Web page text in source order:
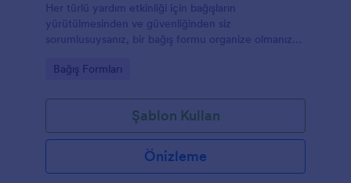
Her türlü yardım etkinliği için bağışların
yürütülmesinden ve güvenliğinden siz
sorumlusuysanız, bir bağış formu organize olmanıza
herhangi bir kişi veya kuruluştan bağış toplamak için
Go to Category:
Bağış Formları
Şablon Kullan
Önizleme